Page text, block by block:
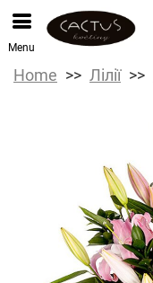
Menu
Home Лілії